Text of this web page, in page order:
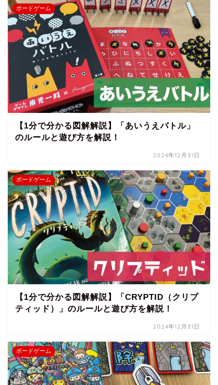
ボードゲーム
【1分で分かる図解解説】「あいうえバトル」
のルールと遊び方を解説！
2024年12月31日
ボードゲーム
【1分で分かる図解解説】「CRYPTID（クリプ
ティッド）」のルールと遊び方を解説！
2024年12月31日
ボードゲーム